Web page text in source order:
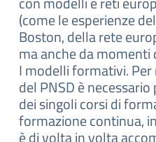
(come le esperienze
Boston, della rete
ma anche da momenti
I modelli formativi.
del PNSD è
dei singoli corsi di
formazione continua,
è di volta in volta